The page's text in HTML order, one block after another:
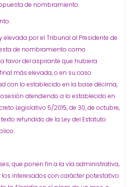
de nombramiento.
por el Tribunal al Presidente de
de nombramiento como
favor del aspirante que hubiera
más elevada, o en su caso
con lo establecido en la base décima,
atendiendo a lo establecido en
Legislativo 5/2015, de 30, de octubre,
refundido de la Ley del Estatuto
que ponen fin a la vía administrativa,
interesados con carácter potestativo